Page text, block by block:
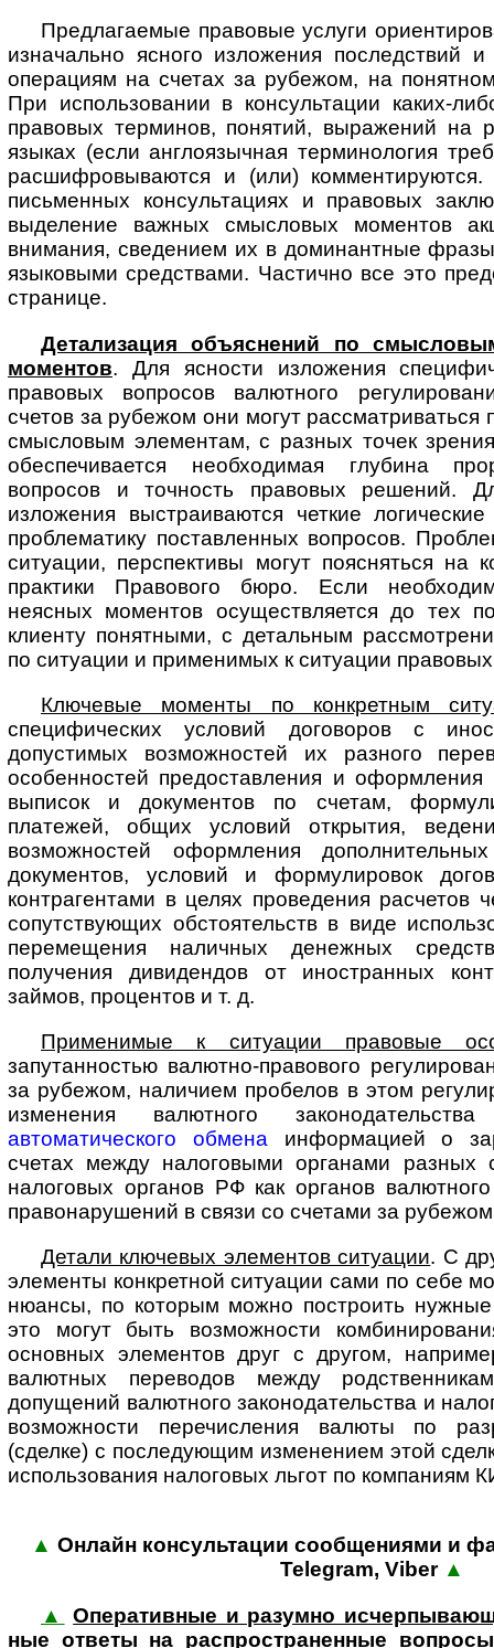
Предлагаемые правовые услуги
изначально ясного изложения последствий
операциям на счетах за рубежом, на
При использовании в консультации каких-
правовых терминов, понятий, выражений на
языках (если англоязычная терминология
расшифровываются и (или)
письменных консультациях и правовых
выделение важных смысловых моментов
внимания, сведением их в доминантные
языковыми средствами. Частично все это
странице.
Детализация объяснений по
моментов. Для ясности изложения
правовых вопросов валютного
счетов за рубежом они могут рассматриваться
смысловым элементам, с разных точек
обеспечивается необходимая глубина
вопросов и точность правовых решений.
изложения выстраиваются четкие
проблематику поставленных вопросов.
ситуации, перспективы могут поясняться на
практики Правового бюро. Если
неясных моментов осуществляется до тех
клиенту понятными, с детальным
по ситуации и применимых к ситуации
Ключевые моменты по конкретным
специфических условий договоров с
допустимых возможностей их разного
особенностей предоставления и
выписок и документов по счетам,
платежей, общих условий открытия,
возможностей оформления
документов, условий и формулировок
контрагентами в целях проведения расчетов
сопутствующих обстоятельств в виде
перемещения наличных денежных
получения дивидендов от иностранных
займов, процентов и т. д.
Применимые к ситуации правовые
запутанностью валютно-правового
за рубежом, наличием пробелов в этом
изменения валютного
автоматического обмена информацией о
счетах между налоговыми органами разных
налоговых органов РФ как органов
правонарушений в связи со счетами за
Детали ключевых элементов ситуации. С
элементы конкретной ситуации сами по себе
нюансы, по которым можно построить
это могут быть возможности
основных элементов друг с другом,
валютных переводов между
допущений валютного законодательства и
возможности перечисления валюты по
(сделке) с последующим изменением этой
использования налоговых льгот по компаниям
▲ Онлайн консультации сообщениями и
Tele­gram, Viber ▲
▲
Оперативные и разумно
ные ответы на рас­про­стра­нен­ные воп­росы